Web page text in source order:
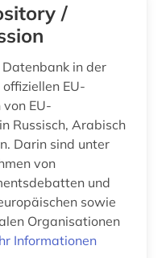
/
in der
EU-
EU-
Russisch, Arabisch
Darin sind unter
von
und
sowie
Organisationen
Informationen